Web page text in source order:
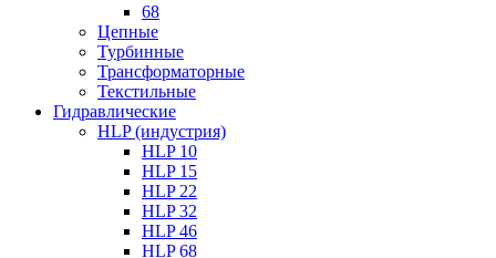
68
Цепные
Турбинные
Трансформаторные
Текстильные
Гидравлические
HLP (индустрия)
HLP 10
HLP 15
HLP 22
HLP 32
HLP 46
HLP 68